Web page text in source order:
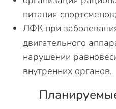
питания спортсменов;
ЛФК при
двигательного
нарушении
внутренних органов.